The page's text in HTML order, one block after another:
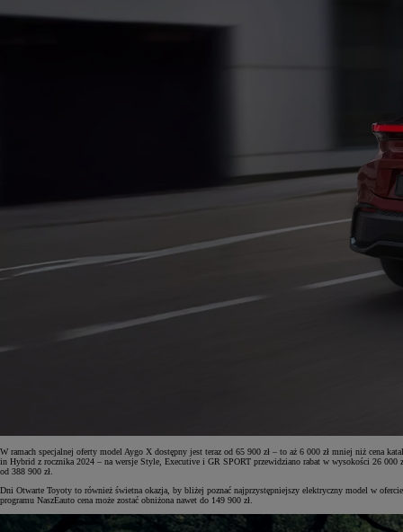
W ramach specjalnej oferty model Aygo X dostępny jest teraz od 65 900 zł – to aż 6 000 zł mniej niż cena
in Hybrid z rocznika 2024 – na wersje Style, Executive i GR SPORT przewidziano rabat w wysokości 26
od 388 900 zł.
Dni Otwarte Toyoty to również świetna okazja, by bliżej poznać najprzystępniejszy elektryczny model w
programu NaszEauto cena może zostać obniżona nawet do 149 900 zł.